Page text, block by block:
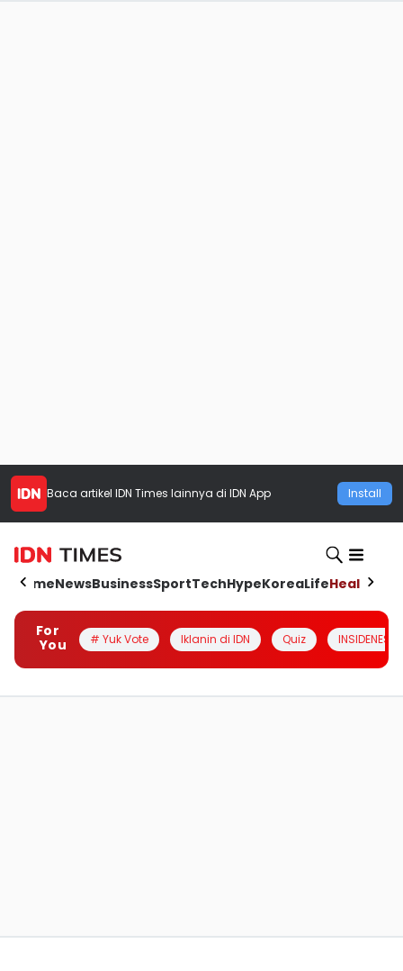
Baca artikel IDN Times lainnya di IDN App Install
HomeNewsBusinessSportTechHypeKoreaLifeHealth
For
You
# Yuk Vote Iklanin di IDN Quiz INSIDENESIA